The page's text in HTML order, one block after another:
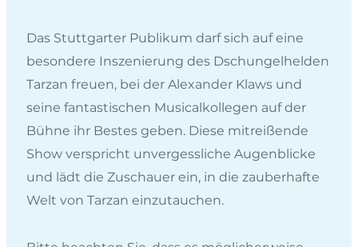
Das Stuttgarter Publikum darf sich auf eine
besondere Inszenierung des Dschungelhelden
Tarzan freuen, bei der Alexander Klaws und
seine fantastischen Musicalkollegen auf der
Bühne ihr Bestes geben. Diese mitreißende
Show verspricht unvergessliche Augenblicke
und lädt die Zuschauer ein, in die zauberhafte
Welt von Tarzan einzutauchen.